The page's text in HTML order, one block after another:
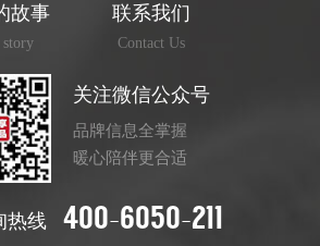
故事
story
联系我们
Contact Us
关注微信公众号
品牌信息全掌握
暖心陪伴更合适
热线 400-6050-211